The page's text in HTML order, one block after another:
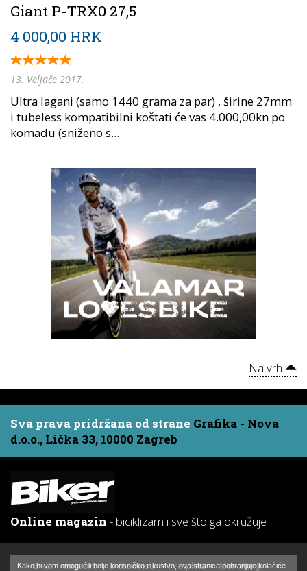
Giant P-TRX0 27,5
4 000,00 HRK
13. Veljače 2017.
Ultra lagani (samo 1440 grama za par) , širine 27mm
i tubeless kompatibilni koštati će vas 4.000,00kn po
komadu (sniženo s...
Na vrh
Sva prava pridržana od strane Grafika - Nova
d.o.o., Lička 33, 10000 Zagreb
Online magazin - biciklizam i sve što ga okružuje
Biker - magazin O časopisu Pretplata Marketing
Kako bi vam omogućili bolje korisničko iskustvo, ova stranica pohranjuje kolačiće